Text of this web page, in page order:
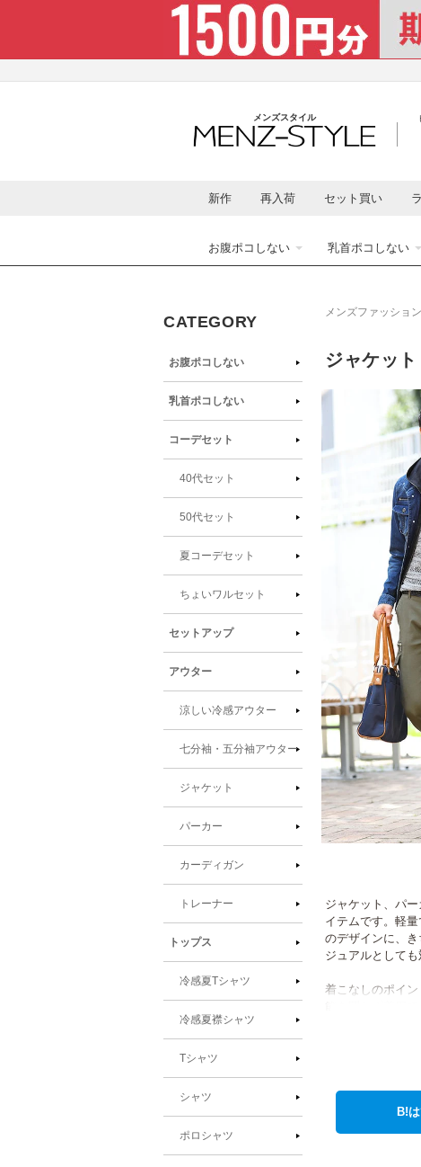
メンズスタイル
新作 再入荷 セット買い
お腹ポコしない 乳首ポコしない
CATEGORY
お腹ポコしない
乳首ポコしない
コーデセット
40代セット
50代セット
夏コーデセット
ちょいワルセット
セットアップ
アウター
涼しい冷感アウター
七分袖・五分袖アウター
ジャケット
パーカー
カーディガン
トレーナー
トップス
冷感夏Tシャツ
冷感夏襟シャツ
Tシャツ
シャツ
ポロシャツ
メンズファッショ
ジャケッ
商品情
報にス
キップ
ル
で
メ
デ
ィ
(1)
ジャケット、パ
イテムです。軽
のデザインに、
ジュアルとして
着こなしのポイ
B!